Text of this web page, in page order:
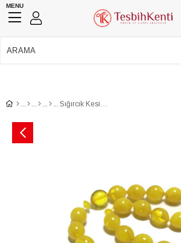
MENU
Sığırcık Kesim Sistemli Püskül Sıkma Kehribar